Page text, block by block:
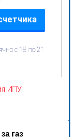
с 18 по 21
ИПУ
газ